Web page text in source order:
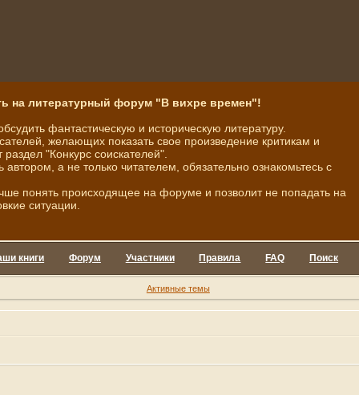
на литературный форум "В вихре времен"!
фантастическую и историческую литературу.
желающих показать свое произведение критикам и
"Конкурс соискателей".
автором, а не только читателем, обязательно ознакомьтесь с
понять происходящее на форуме и позволит не попадать на
ситуации.
книги Форум Участники Правила FAQ Поиск
Активные темы